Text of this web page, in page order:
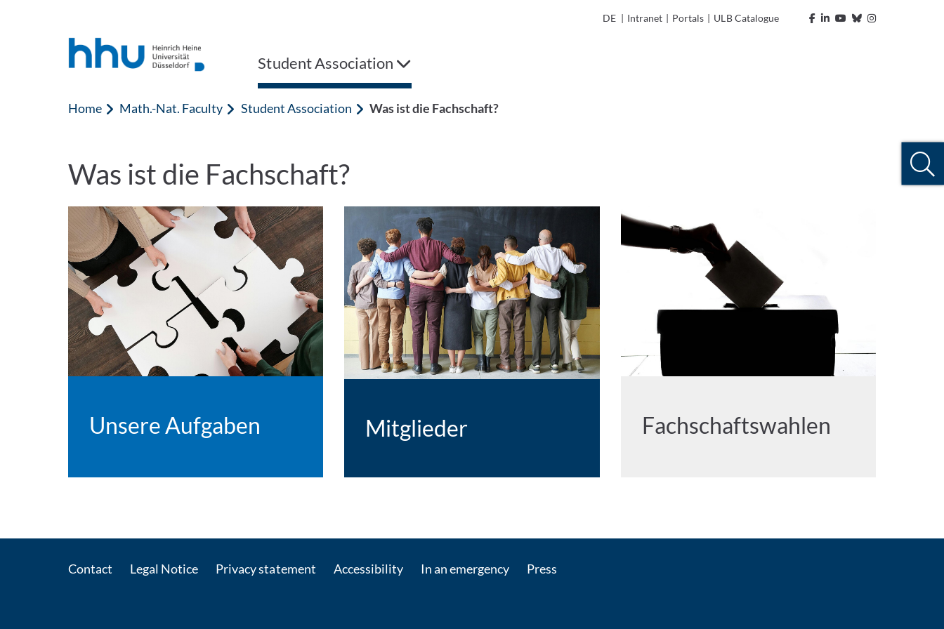
DE | Intranet | Portals | ULB Catalogue
Student Association
Home Math.-Nat. Faculty Student Association Was ist die Fachschaft?
Was ist die Fachschaft?
Unsere Aufgaben Mitglieder Fachschaftswahlen
Contact Legal Notice Privacy statement Accessibility In an emergency Press